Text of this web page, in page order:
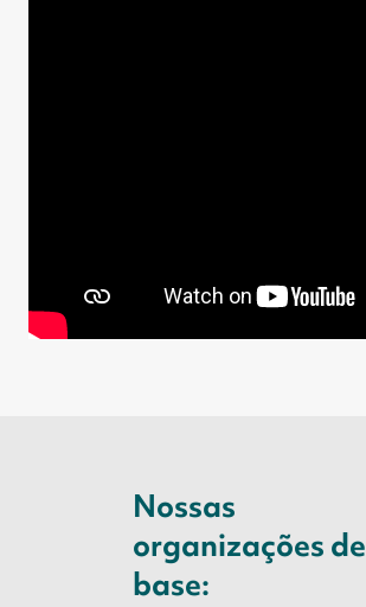
Nossas
organizações de
base: